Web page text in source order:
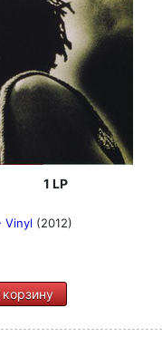
1 LP
Vinyl (2012)